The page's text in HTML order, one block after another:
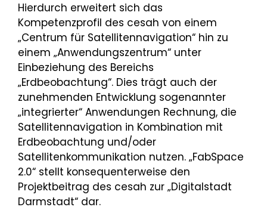
Hierdurch erweitert sich das
Kompetenzprofil des cesah von einem
„Centrum für Satellitennavigation“ hin zu
einem „Anwendungszentrum“ unter
Einbeziehung des Bereichs
„Erdbeobachtung“. Dies trägt auch der
zunehmenden Entwicklung sogenannter
„integrierter“ Anwendungen Rechnung, die
Satellitennavigation in Kombination mit
Erdbeobachtung und/oder
Satellitenkommunikation nutzen. „FabSpace
2.0“ stellt konsequenterweise den
Projektbeitrag des cesah zur „Digitalstadt
Darmstadt“ dar.